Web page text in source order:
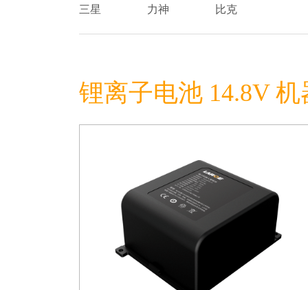
三星
力神 比克
锂离子电池 14.8V 机